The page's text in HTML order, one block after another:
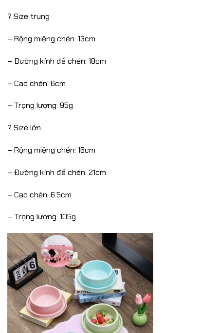
? Size trung
– Rộng miệng chén: 13cm
– Đường kính đế chén: 18cm
– Cao chén: 6cm
– Trọng lượng: 95g
? Size lớn
– Rộng miệng chén: 16cm
– Đường kính đế chén: 21cm
– Cao chén: 6.5cm
– Trọng lượng: 105g